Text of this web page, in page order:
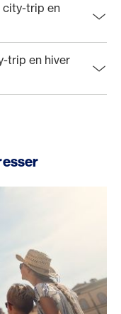
city-trip en
trip en hiver